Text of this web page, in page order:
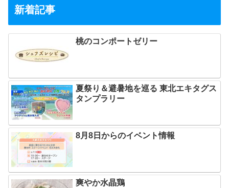
新着記事
桃のコンポートゼリー
夏祭り＆避暑地を巡る 東北エキタグス
タンプラリー
8月8日からのイベント情報
爽やか水晶鶏